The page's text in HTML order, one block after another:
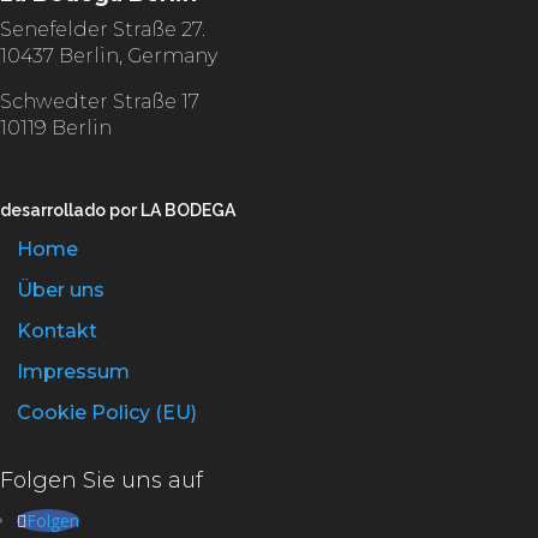
Senefelder Straße 27.
10437 Berlin, Germany
Schwedter Straße 17
10119 Berlin
desarrollado por LA BODEGA
Home
Über uns
Kontakt
Impressum
Cookie Policy (EU)
Folgen Sie uns auf
Folgen